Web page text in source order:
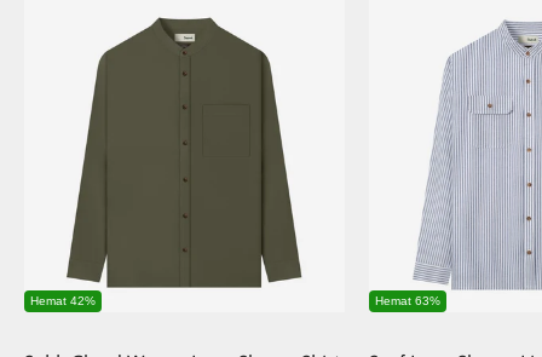
Hemat 42% Hemat 63%